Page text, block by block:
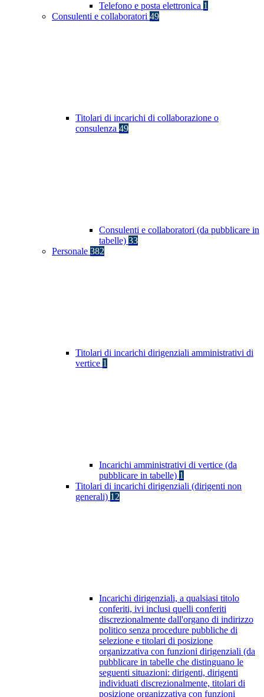
Telefono e posta elettronica 1
Consulenti e collaboratori 49
Titolari di incarichi di collaborazione o
consulenza 49
Consulenti e collaboratori (da pubblicare in
tabelle) 33
Personale 382
Titolari di incarichi dirigenziali amministrativi di
vertice 1
Incarichi amministrativi di vertice (da
pubblicare in tabelle) 1
Titolari di incarichi dirigenziali (dirigenti non
generali) 12
Incarichi dirigenziali, a qualsiasi titolo
conferiti, ivi inclusi quelli conferiti
discrezionalmente dall'organo di indirizzo
politico senza procedure pubbliche di
selezione e titolari di posizione
organizzativa con funzioni dirigenziali (da
pubblicare in tabelle che distinguano le
seguenti situazioni: dirigenti, dirigenti
individuati discrezionalmente, titolari di
posizione organizzativa con funzioni